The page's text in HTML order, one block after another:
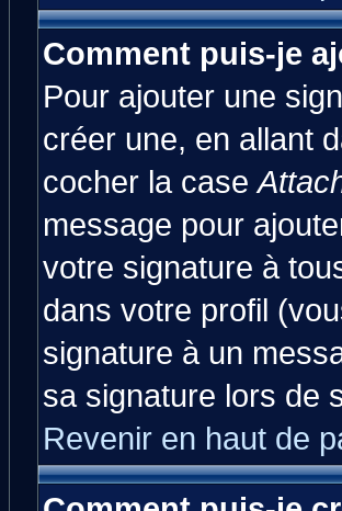
Comment puis-je
Pour ajouter une
créer une, en allant
cocher la case
message pour
votre signature à
dans votre profil
signature à un
sa signature lors de
Revenir en haut de